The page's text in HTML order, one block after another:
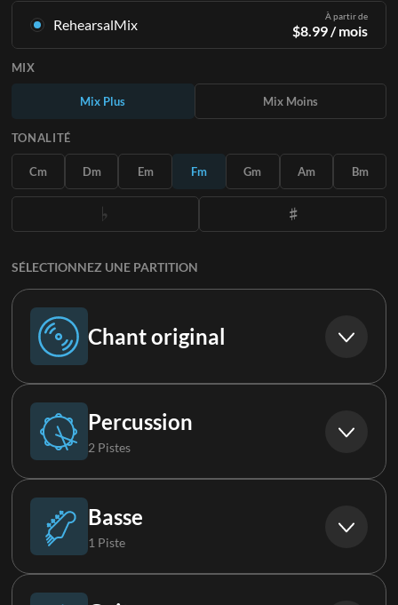
RehearsalMix À partir de
$8.99/ mois
Disponible dans les 12 tonalités avec des Mix Plus et Moins
pour chaque partition et le chant original.
S'ABONNER
MIX
Mix Plus Mix Moins
TONALITÉ
Cm Dm Em Fm Gm Am Bm
SÉLECTIONNEZ UNE PARTITION
Chant original
Chant original
Percussion
2 Pistes
Batterie
FX
Basse
1 Piste
Basse